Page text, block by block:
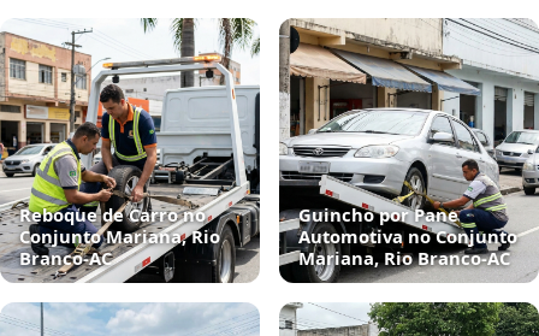
Reboque de Carro no
Conjunto Mariana, Rio
Branco‑AC
Guincho por Pane
Automotiva no Conjunto
Mariana, Rio Branco‑AC